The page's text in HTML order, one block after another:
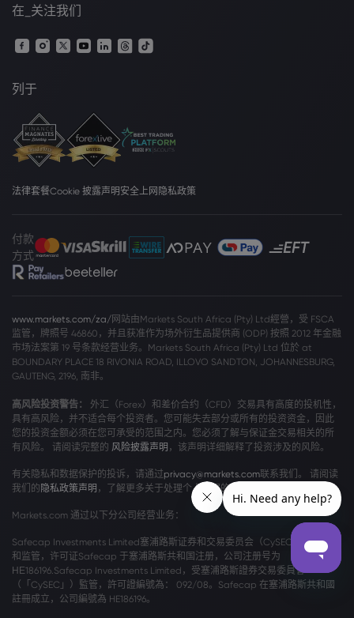
在_关注我们
列于
法律套餐Cookie 披露声明 安全上网 隐私政策
付款
方式
www.markets.com/za/网站由Markets South Africa (Pty) Ltd經營，受 FSCA
监管，牌照号 46860，并且获准作为场外衍生品提供商 (ODP) 按照 2012 年金融
市场法案第 19 号条款经营业务。Markets South Africa (Pty) Ltd 位於 at
BOUNDARY PLACE 18 RIVONIA ROAD, ILLOVO SANDTON, JOHANNESBURG,
GAUTENG, 2196, 南非。
高风险投资警告：
外汇（Forex）和差价合约（CFD）交易具有高度的投机性，
具有高风险，并不适合每个投资者。您可能失去部分或所有的投资资金，因此
您的投资金额必须在您可承受的范围之内。您必须了解与保证金交易相关的所
有风险。 请阅读完整的 风险披露声明 ，该声明详细解释了投资涉及的风险。
有关隐私和数据保护的投诉，请通过privacy@markets.com联系我们。 请阅读
我们的 隐私政策声明 ，了解更多关于处理个人数据的信息。
Markets.com 通过以下分公司经营业务：
Safecap Investments Limited塞浦路斯证券和交易委员会（CySEC）颁发牌照
和监管，许可证Safecap 于塞浦路斯共和国注册，公司注册号为
ΗΕ186196.Safecap Investments Limited，受塞浦路斯證券交易委員會
（「CySEC」）監管，許可證編號為： 092/08。Safecap 在塞浦路斯共和國
註冊成立，公司編號為 HE186196。